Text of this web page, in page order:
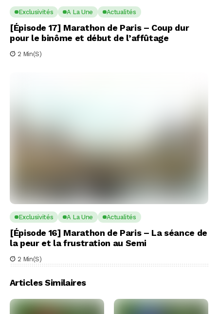
Exclusivités A La Une Actualités
[Épisode 17] Marathon de Paris – Coup dur
pour le binôme et début de l’affûtage
2 Min(s)
Exclusivités A La Une Actualités
[Épisode 16] Marathon de Paris – La séance de
la peur et la frustration au Semi
2 Min(s)
Articles Similaires